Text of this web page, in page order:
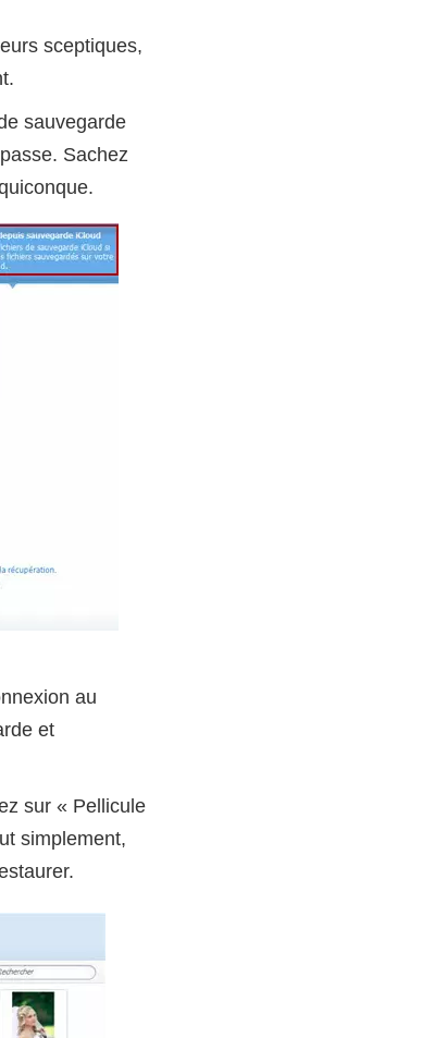
sceptiques,
sauvegarde
Sachez
au
et
sur « Pellicule
simplement,